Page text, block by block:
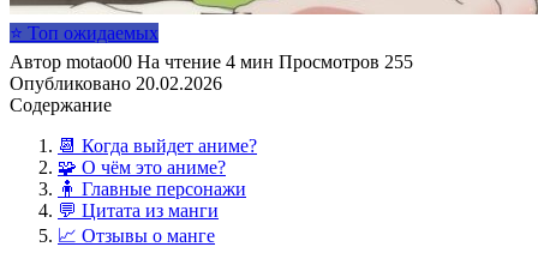
⭐ Топ ожидаемых
Автор motao00 На чтение 4 мин Просмотров 255
Опубликовано 20.02.2026
Содержание
📆 Когда выйдет аниме?
🧩 О чём это аниме?
🧍 Главные персонажи
💬 Цитата из манги
📈 Отзывы о манге